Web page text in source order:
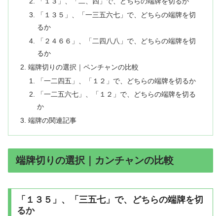
「１３５」、「一三五六七」で、どちらの端牌を切
るか
「２４６６」、「二四八八」で、どちらの端牌を切
るか
端牌切りの選択｜ペンチャンの比較
「一二四五」、「１２」で、どちらの端牌を切るか
「一二五六七」、「１２」で、どちらの端牌を切る
か
端牌の関連記事
端牌切りの選択｜カンチャンの比較
「１３５」、「三五七」で、どちらの端牌を切
るか